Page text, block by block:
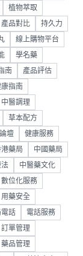
植物萃取
產品對比 持久力
線上購物平台
學名藥
南 產品評估
指南
中醫調理
草本配方
壇 健康服務
港藥局 中國藥局
法 中醫藥文化
數位化服務
用藥安全
電話 電話服務
訂單管理
藥品管理